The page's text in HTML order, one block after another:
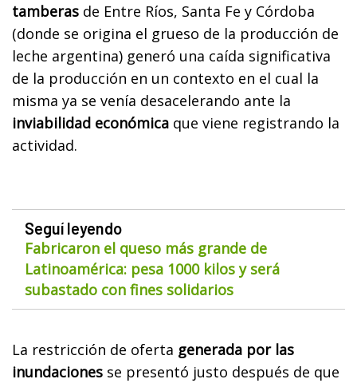
tamberas de Entre Ríos, Santa Fe y Córdoba
(donde se origina el grueso de la producción de
leche argentina) generó una caída significativa
de la producción en un contexto en el cual la
misma ya se venía desacelerando ante la
inviabilidad económica que viene registrando la
actividad.
Seguí leyendo
Fabricaron el queso más grande de
Latinoamérica: pesa 1000 kilos y será
subastado con fines solidarios
La restricción de oferta generada por las
inundaciones se presentó justo después de que